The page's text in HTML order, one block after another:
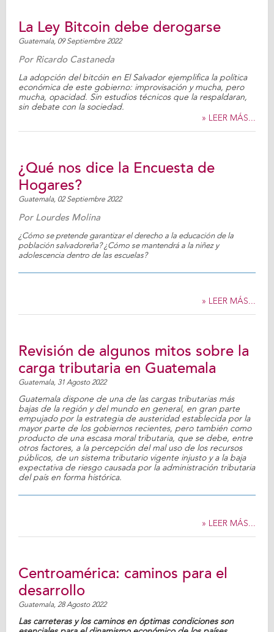
La Ley Bitcoin debe derogarse
Guatemala, 09 Septiembre 2022
Por Ricardo Castaneda
La adopción del bitcóin en El Salvador ejemplifica la política
económica de este gobierno: improvisación y mucha, pero
mucha, opacidad. Sin estudios técnicos que la respaldaran,
sin debate con la sociedad.
» LEER MÁS...
¿Qué nos dice la Encuesta de
Hogares?
Guatemala, 02 Septiembre 2022
Por Lourdes Molina
¿Cómo se pretende garantizar el derecho a la educación de la
población salvadoreña? ¿Cómo se mantendrá a la niñez y
adolescencia dentro de las escuelas?
» LEER MÁS...
Revisión de algunos mitos sobre la
carga tributaria en Guatemala
Guatemala, 31 Agosto 2022
Guatemala dispone de una de las cargas tributarias más
bajas de la región y del mundo en general, en gran parte
empujado por la estrategia de austeridad establecida por la
mayor parte de los gobiernos recientes, pero también como
producto de una escasa moral tributaria, que se debe, entre
otros factores, a la percepción del mal uso de los recursos
públicos, de un sistema tributario vigente injusto y a la baja
expectativa de riesgo causada por la administración tributaria
del país en forma histórica.
» LEER MÁS...
Centroamérica: caminos para el
desarrollo
Guatemala, 28 Agosto 2022
Las carreteras y los caminos en óptimas condiciones son